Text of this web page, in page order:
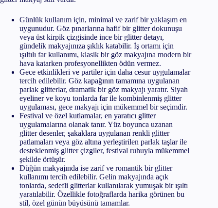
Günlük kullanım için, minimal ve zarif bir yaklaşım en
uygunudur. Göz pınarlarına hafif bir glitter dokunuşu
veya üst kirpik çizgisinde ince bir glitter detayı,
gündelik makyajınıza şıklık katabilir. İş ortamı için
ışıltılı far kullanımı, klasik bir göz makyajına modern bir
hava katarken profesyonellikten ödün vermez.
Gece etkinlikleri ve partiler için daha cesur uygulamalar
tercih edilebilir. Göz kapağının tamamına uygulanan
parlak glitterlar, dramatik bir göz makyajı yaratır. Siyah
eyeliner ve koyu tonlarda far ile kombinlenmiş glitter
uygulaması, gece makyajı için mükemmel bir seçimdir.
Festival ve özel kutlamalar, en yaratıcı glitter
uygulamalarına olanak tanır. Yüz boyunca uzanan
glitter desenler, şakaklara uygulanan renkli glitter
patlamaları veya göz altına yerleştirilen parlak taşlar ile
desteklenmiş glitter çizgiler, festival ruhuyla mükemmel
şekilde örtüşür.
Düğün makyajında ise zarif ve romantik bir glitter
kullanımı tercih edilebilir. Gelin makyajında açık
tonlarda, sedefli glitterlar kullanılarak yumuşak bir ışıltı
yaratılabilir. Özellikle fotoğraflarda harika görünen bu
stil, özel günün büyüsünü tamamlar.